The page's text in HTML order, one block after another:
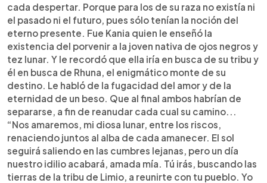
cada despertar. Porque para los de su raza no existía ni
el pasado ni el futuro, pues sólo tenían la noción del
eterno presente. Fue Kania quien le enseñó la
existencia del porvenir a la joven nativa de ojos negros y
tez lunar. Y le recordó que ella iría en busca de su tribu y
él en busca de Rhuna, el enigmático monte de su
destino. Le habló de la fugacidad del amor y de la
eternidad de un beso. Que al final ambos habrían de
separarse, a fin de reanudar cada cual su camino...
“Nos amaremos, mi diosa lunar, entre los riscos,
renaciendo juntos al alba de cada amanecer. El sol
seguirá saliendo en las cumbres lejanas, pero un día
nuestro idilio acabará, amada mía. Tú irás, buscando las
tierras de la tribu de Limio, a reunirte con tu pueblo. Yo